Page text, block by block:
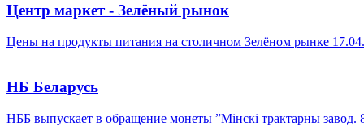
Центр маркет - Зелёный рынок
Цены на продукты питания на столичном Зелёном рынке
НБ Беларусь
НББ выпускает в обращение монеты ”Мінскі трактарны завод.